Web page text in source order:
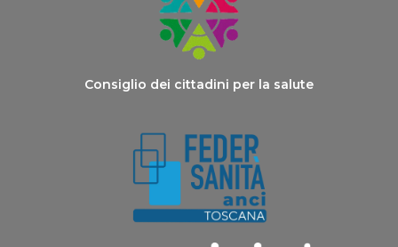
Consiglio dei cittadini per la salute